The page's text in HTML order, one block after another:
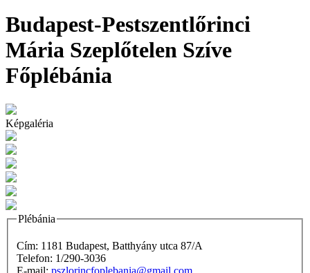
Budapest-Pestszentlőrinci
Mária Szeplőtelen Szíve
Főplébánia
Képgaléria
Plébánia
Cím: 1181 Budapest, Batthyány utca 87/A
Telefon: 1/290-3036